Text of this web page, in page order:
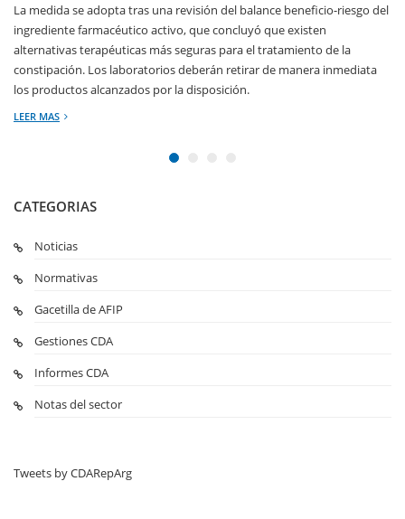
La medida se adopta tras una revisión del balance beneficio-riesgo del
ingrediente farmacéutico activo, que concluyó que existen
alternativas terapéuticas más seguras para el tratamiento de la
constipación. Los laboratorios deberán retirar de manera inmediata
los productos alcanzados por la disposición.
LEER MAS
CATEGORIAS
Noticias
Normativas
Gacetilla de AFIP
Gestiones CDA
Informes CDA
Notas del sector
Tweets by CDARepArg